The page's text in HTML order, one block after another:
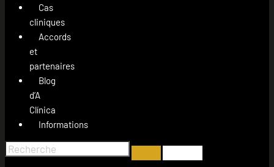
Cas
cliniques
Accords
et
partenaires
Blog
d’A
Clínica
Informations